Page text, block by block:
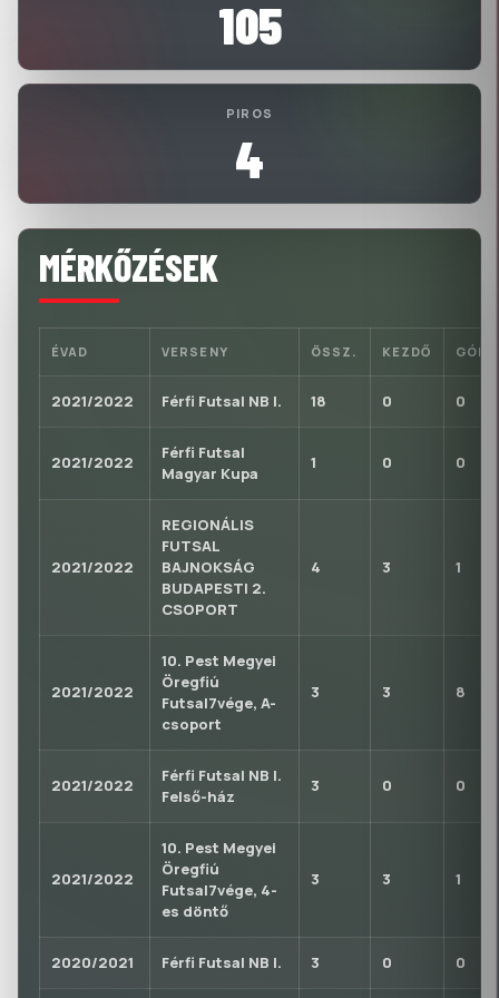
105
PIROS
4
MÉRKŐZÉSEK
ÉVAD VERSENY ÖSSZ. KEZDŐ GÓL
2021/2022 Férfi Futsal NB I. 18 0 0
2021/2022
Férfi Futsal
Magyar Kupa
1 0 0
2021/2022
REGIONÁLIS
FUTSAL
BAJNOKSÁG
BUDAPESTI 2.
CSOPORT
4 3 1
2021/2022
10. Pest Megyei
Öregfiú
Futsal7vége, A-
csoport
3 3 8
2021/2022
Férfi Futsal NB I.
Felső-ház
3 0 0
2021/2022
10. Pest Megyei
Öregfiú
Futsal7vége, 4-
es döntő
3 3 1
2020/2021 Férfi Futsal NB I. 3 0 0